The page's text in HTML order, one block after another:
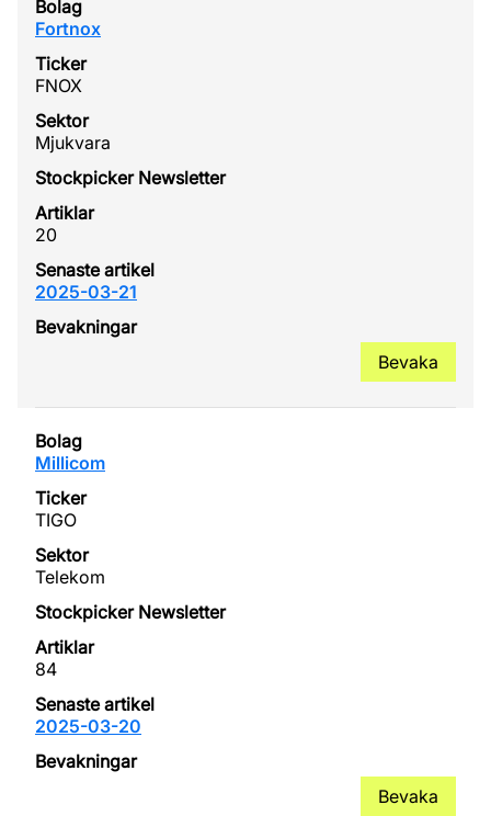
Fortnox
FNOX
Mjukvara
20
2025-03-21
Bevaka
Millicom
TIGO
Telekom
84
2025-03-20
Bevaka